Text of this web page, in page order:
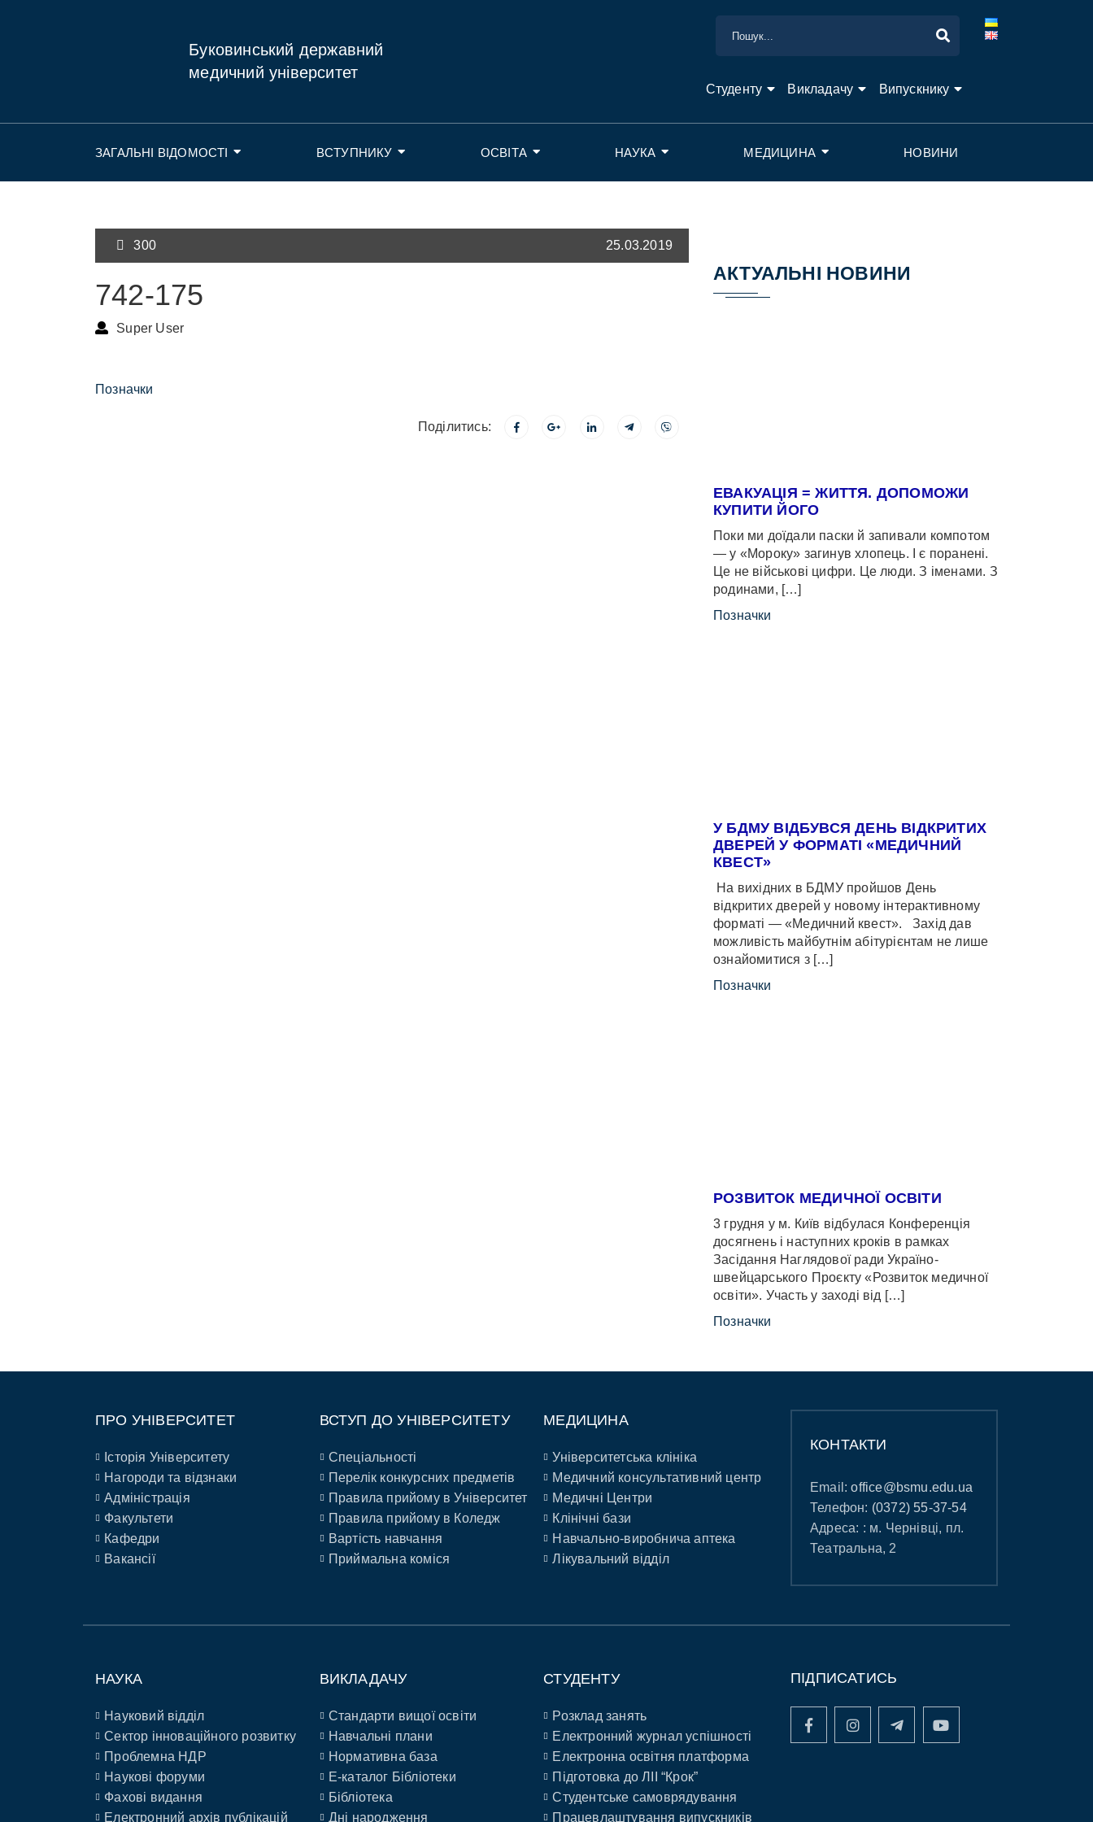
Буковинський державний
медичний університет
Студенту Викладачу Випускнику
ЗАГАЛЬНІ ВІДОМОСТІ ВСТУПНИКУ ОСВІТА НАУКА МЕДИЦИНА НОВИНИ
300 25.03.2019
742-175
Super User
Позначки
Поділитись:
АКТУАЛЬНІ НОВИНИ
ЕВАКУАЦІЯ = ЖИТТЯ. ДОПОМОЖИ
КУПИТИ ЙОГО
Поки ми доїдали паски й запивали компотом
— у «Мороку» загинув хлопець. І є поранені.
Це не військові цифри. Це люди. З іменами. З
родинами, […]
Позначки
У БДМУ ВІДБУВСЯ ДЕНЬ ВІДКРИТИХ
ДВЕРЕЙ У ФОРМАТІ «МЕДИЧНИЙ
КВЕСТ»
На вихідних в БДМУ пройшов День
відкритих дверей у новому інтерактивному
форматі — «Медичний квест». Захід дав
можливість майбутнім абітурієнтам не лише
ознайомитися з […]
Позначки
РОЗВИТОК МЕДИЧНОЇ ОСВІТИ
3 грудня у м. Київ відбулася Конференція
досягнень і наступних кроків в рамках
Засідання Наглядової ради Україно-
швейцарського Проєкту «Розвиток медичної
освіти». Участь у заході від […]
Позначки
ПРО УНІВЕРСИТЕТ
Історія Університету
Нагороди та відзнаки
Адміністрація
Факультети
Кафедри
Вакансії
ВСТУП ДО УНІВЕРСИТЕТУ
Спеціальності
Перелік конкурсних предметів
Правила прийому в Університет
Правила прийому в Коледж
Вартість навчання
Приймальна коміся
МЕДИЦИНА
Університетська клініка
Медичний консультативний центр
Медичні Центри
Клінічні бази
Навчально-виробнича аптека
Лікувальний відділ
КОНТАКТИ
Email:office@bsmu.edu.ua
Телефон: (0372) 55-37-54
Адреса: : м. Чернівці, пл.
Театральна, 2
НАУКА
Науковий відділ
Сектор інноваційного розвитку
Проблемна НДР
Наукові форуми
Фахові видання
Електронний архів публікацій
ВИКЛАДАЧУ
Стандарти вищої освіти
Навчальні плани
Нормативна база
E-каталог Бібліотеки
Бібліотека
Дні народження
СТУДЕНТУ
Розклад занять
Електронний журнал успішності
Електронна освітня платформа
Підготовка до ЛІІ “Крок”
Студентське самоврядування
Працевлаштування випускників
ПІДПИСАТИСЬ